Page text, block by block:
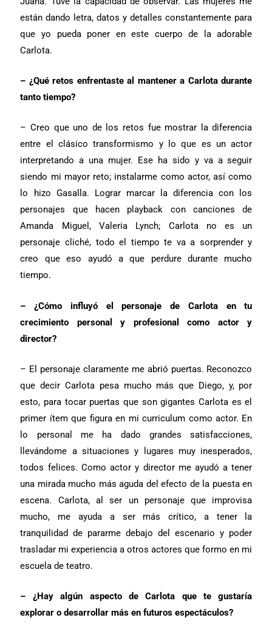
están dando letra, datos y detalles constantemente para
que yo pueda poner en este cuerpo de la adorable
Carlota.
– ¿Qué retos enfrentaste al mantener a Carlota durante
tanto tiempo?
– Creo que uno de los retos fue mostrar la diferencia
entre el clásico transformismo y lo que es un actor
interpretando a una mujer. Ese ha sido y va a seguir
siendo mi mayor reto; instalarme como actor, así como
lo hizo Gasalla. Lograr marcar la diferencia con los
personajes que hacen playback con canciones de
Amanda Miguel, Valeria Lynch; Carlota no es un
personaje cliché, todo el tiempo te va a sorprender y
creo que eso ayudó a que perdure durante mucho
tiempo.
– ¿Cómo influyó el personaje de Carlota en tu
crecimiento personal y profesional como actor y
director?
– El personaje claramente me abrió puertas. Reconozco
que decir Carlota pesa mucho más que Diego, y, por
esto, para tocar puertas que son gigantes Carlota es el
primer ítem que figura en mi curriculum como actor. En
lo personal me ha dado grandes satisfacciones,
llevándome a situaciones y lugares muy inesperados,
todos felices. Como actor y director me ayudó a tener
una mirada mucho más aguda del efecto de la puesta en
escena. Carlota, al ser un personaje que improvisa
mucho, me ayuda a ser más crítico, a tener la
tranquilidad de pararme debajo del escenario y poder
trasladar mi experiencia a otros actores que formo en mi
escuela de teatro.
– ¿Hay algún aspecto de Carlota que te gustaría
explorar o desarrollar más en futuros espectáculos?